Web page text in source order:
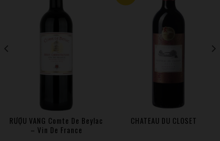
RƯỢU VANG Comte De Beylac
– Vin De France
CHATEAU DU CLOSET